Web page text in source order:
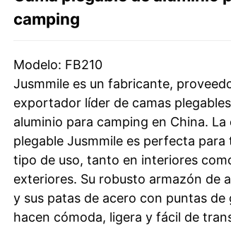
Loading...
Loading...
camping
Modelo: FB210
Jusmmile es un fabricante,
exportador líder de camas
aluminio para camping en China. La
plegable Jusmmile es perfecta para
tipo de uso, tanto en interiores
exteriores. Su robusto armazón de
y sus patas de acero con puntas de
hacen cómoda, ligera y fácil de